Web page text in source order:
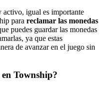
activo, igual es importante
para reclamar las monedas
puedes guardar las monedas
ya que estas
de avanzar en el juego sin
Township?